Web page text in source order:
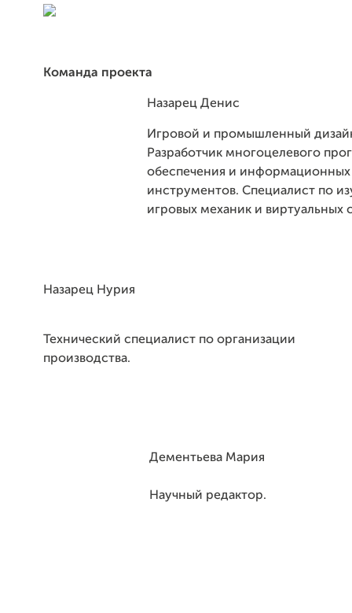
Команда проекта
Назарец Денис
Игровой и промышленный
Разработчик многоцелевого
обеспечения и информационных
инструментов. Специалист по
игровых механик и виртуальных
Назарец Нурия
Технический специалист по организации
производства.
Дементьева Мария
Научный редактор.